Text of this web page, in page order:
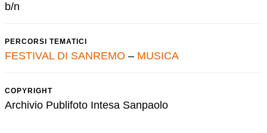
b/n
PERCORSI TEMATICI
FESTIVAL DI SANREMO – MUSICA
COPYRIGHT
Archivio Publifoto Intesa Sanpaolo